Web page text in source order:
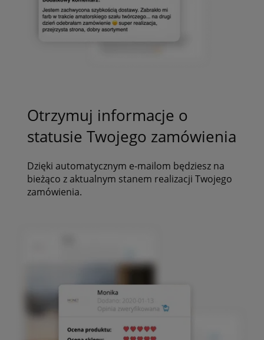
Otrzymuj informacje o
statusie Twojego zamówienia
Dzięki automatycznym e-mailom będziesz na
bieżąco z aktualnym stanem realizacji Twojego
zamówienia.